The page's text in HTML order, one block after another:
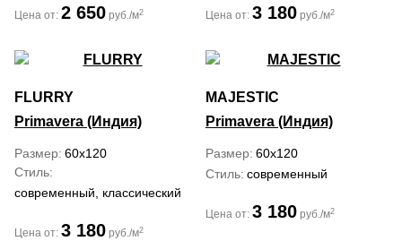
Цена от: 2 650 руб./м2 Цена от: 3 180 руб./м2
FLURRY
Primavera (Индия)
Размер 60x120
Стиль
современный, классический
Цена от: 3 180 руб./м2
MAJESTIC
Primavera (Индия)
Размер 60x120
Стиль современный
Цена от: 3 180 руб./м2